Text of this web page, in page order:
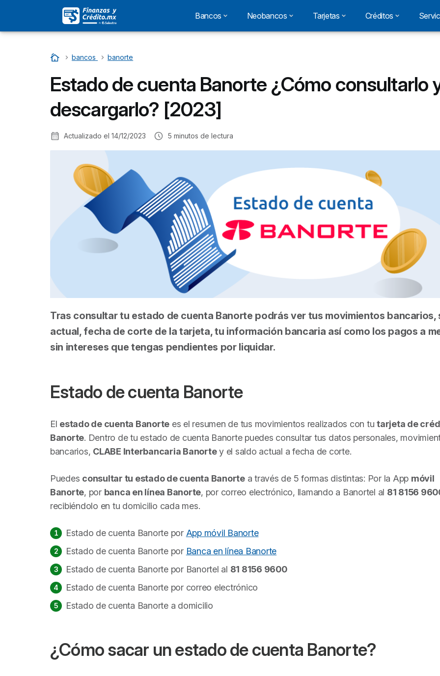
Bancos Neobancos Tarjetas Créditos
Home
…
bancos …
banorte
Estado de cuenta Banorte ¿Cómo consultarlo
descargarlo? [2023]
Actualizado el 14/12/2023 5 minutos de lectura
Tras consultar tu estado de cuenta Banorte podrás ver tus movimientos bancarios,
actual, fecha de corte de la tarjeta, tu información bancaria así como los pagos a
sin intereses que tengas pendientes por liquidar.
Estado de cuenta Banorte
El estado de cuenta Banorte es el resumen de tus movimientos realizados con tutarjeta de
Banorte. Dentro de tu estado de cuenta Banorte puedes consultar tus datos personales,
bancarios, CLABE Interbancaria Banortey el saldo actual a fecha de corte.
Puedes consultar tu estado de cuenta Banortea través de 5 formas distintas: Por la App móvil
Banorte, por banca en línea Banorte, por correo electrónico, llamando a Banortel al 81 8156
recibiéndolo en tu domicilio cada mes.
Estado de cuenta Banorte por App móvil Banorte
Estado de cuenta Banorte por Banca en línea Banorte
Estado de cuenta Banorte por Banortel al 81 8156 9600
Estado de cuenta Banorte por correo electrónico
Estado de cuenta Banorte a domicilio
¿Cómo sacar un estado de cuenta Banorte?